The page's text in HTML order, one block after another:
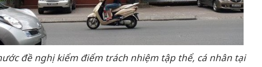
đề nghị kiểm điểm trách nhiệm tập thể, cá nhân tại